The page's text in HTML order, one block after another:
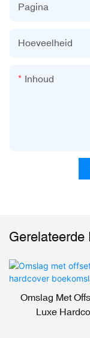
Pagina
Hoeveelheid
Inhoud
Gerelateerde
Omslag Met
Luxe